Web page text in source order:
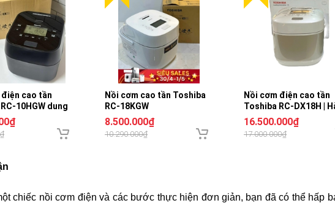
điện cao tần
10HGW dung
Nồi cơm cao tần Toshiba
RC-18KGW
8.500.000₫
10.290.000₫
Nồi cơm điện cao tần
Toshiba RC-DX18H |
Nhật bảo hành 24 tháng
16.500.000₫
17.000.000₫
chiếc nồi cơm điện và các bước thực hiện đơn giản, bạn đã có thể hấp